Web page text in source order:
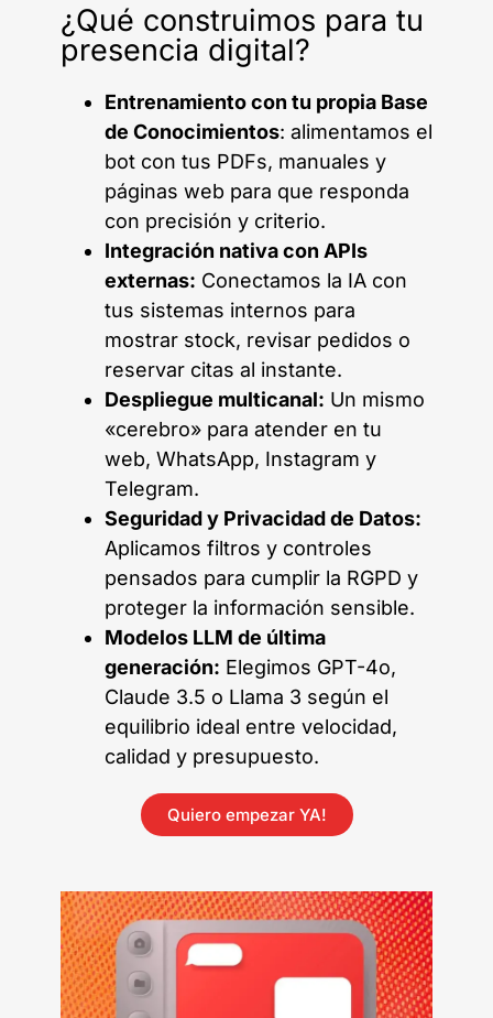
¿Qué construimos para tu
presencia digital?
Entrenamiento con tu propia Base
de Conocimientos: alimentamos el
bot con tus PDFs, manuales y
páginas web para que responda
con precisión y criterio.
Integración nativa con APIs
externas: Conectamos la IA con
tus sistemas internos para
mostrar stock, revisar pedidos o
reservar citas al instante.
Despliegue multicanal: Un mismo
«cerebro» para atender en tu
web, WhatsApp, Instagram y
Telegram.
Seguridad y Privacidad de Datos:
Aplicamos filtros y controles
pensados para cumplir la RGPD y
proteger la información sensible.
Modelos LLM de última
generación: Elegimos GPT-4o,
Claude 3.5 o Llama 3 según el
equilibrio ideal entre velocidad,
calidad y presupuesto.
Quiero empezar YA!